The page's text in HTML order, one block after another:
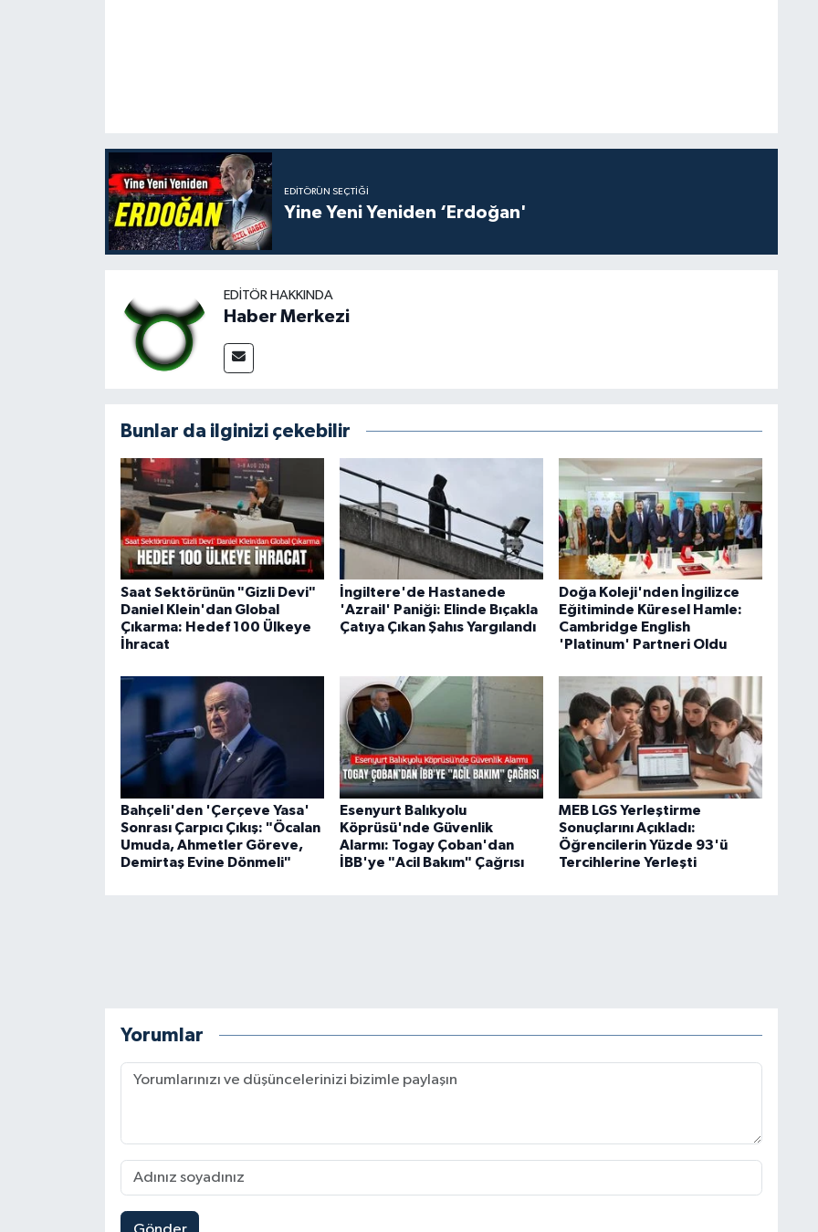
EDITÖRÜN SEÇTIĞI
Yine Yeni Yeniden ‘Erdoğan'
EDITÖR HAKKINDA
Haber Merkezi
Bunlar da ilginizi çekebilir
Saat Sektörünün "Gizli Devi"
Daniel Klein'dan Global
Çıkarma: Hedef 100 Ülkeye
İhracat
İngiltere'de Hastanede
'Azrail' Paniği: Elinde Bıçakla
Çatıya Çıkan Şahıs Yargılandı
Doğa Koleji'nden İngilizce
Eğitiminde Küresel Hamle:
Cambridge English
'Platinum' Partneri Oldu
Bahçeli'den 'Çerçeve Yasa'
Sonrası Çarpıcı Çıkış: "Öcalan
Umuda, Ahmetler Göreve,
Demirtaş Evine Dönmeli"
Esenyurt Balıkyolu
Köprüsü'nde Güvenlik
Alarmı: Togay Çoban'dan
İBB'ye "Acil Bakım" Çağrısı
MEB LGS Yerleştirme
Sonuçlarını Açıkladı:
Öğrencilerin Yüzde 93'ü
Tercihlerine Yerleşti
Yorumlar